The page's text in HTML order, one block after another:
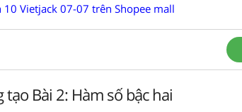
10 Vietjack 07-07 trên Shopee mall
Bài 2: Hàm số bậc hai